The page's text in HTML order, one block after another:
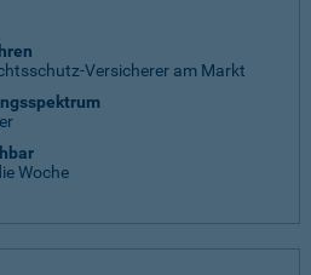
Versicherer am Markt
Woche